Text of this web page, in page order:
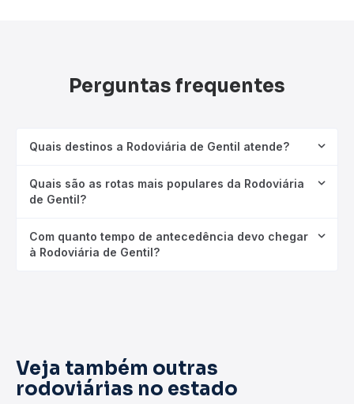
Perguntas frequentes
Quais destinos a Rodoviária de Gentil atende?
Quais são as rotas mais populares da Rodoviária
de Gentil?
Com quanto tempo de antecedência devo chegar
à Rodoviária de Gentil?
Veja também outras
rodoviárias no estado